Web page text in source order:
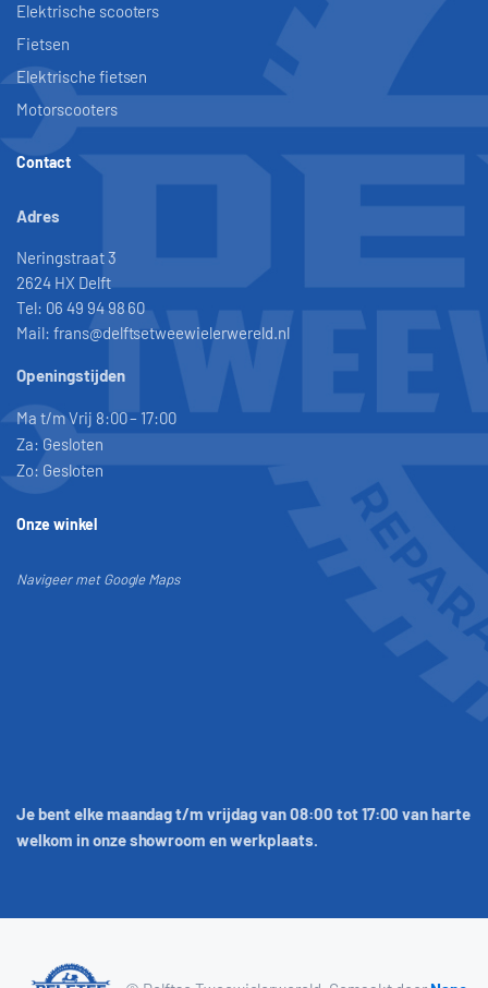
Elektrische scooters
Fietsen
Elektrische fietsen
Motorscooters
Contact
Adres
Neringstraat 3
2624 HX Delft
Tel: 06 49 94 98 60
Mail: frans@delftsetweewielerwereld.nl
Openingstijden
Ma t/m Vrij 8:00 – 17:00
Za: Gesloten
Zo: Gesloten
Onze winkel
Navigeer met Google Maps
Je bent elke maandag t/m vrijdag van 08:00 tot 17:00 van harte
welkom in onze showroom en werkplaats.